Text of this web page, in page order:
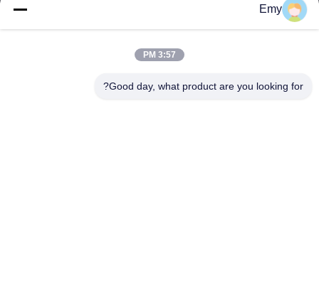
panxy@vlandgroup.com
Emy
3:57 PM
Good day, what product are you looking for?